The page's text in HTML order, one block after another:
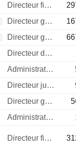
Directeur financier
Directeur general
Directeur general
Directeur des operations
Administrateur
Directeur juridique
Directeur general
Administrateur
Directeur financier